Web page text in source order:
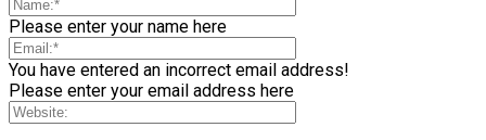
Please enter your name here
You have entered an incorrect email address!
Please enter your email address here